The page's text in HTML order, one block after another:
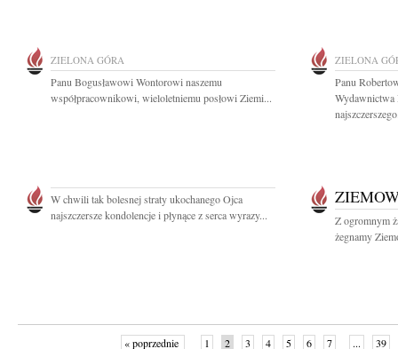
ZIELONA GÓRA
Panu Bogusławowi Wontorowi naszemu
współpracownikowi, wieloletniemu posłowi Ziemi...
ZIELONA
Panu
Wydawnictwa
W chwili tak bolesnej straty ukochanego Ojca
najszczersze kondolencje i płynące z serca wyrazy...
Z ogromnym
żegnamy
« poprzednie 1 2 3 4 5 6 7 ... 39